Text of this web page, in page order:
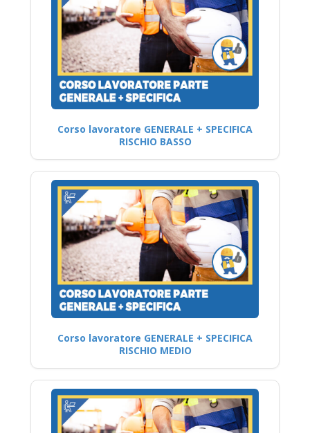
Corso lavoratore GENERALE + SPECIFICA
RISCHIO BASSO
Corso lavoratore GENERALE + SPECIFICA
RISCHIO MEDIO